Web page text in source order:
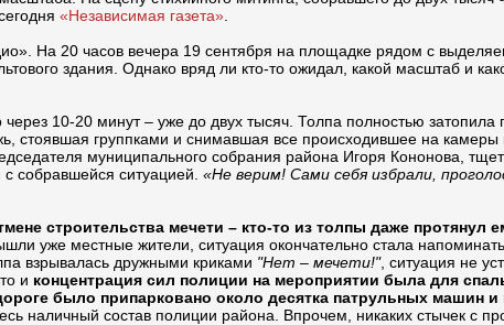
«Независимая газета»
На 20 часов вечера 19 сентября на площадке рядом с
здания. Однако вряд ли кто-то ожидал, какой масштаб и
10-20 минут – уже до двух тысяч. Толпа полностью затопила
стоявшая группками и снимавшая все происходившее на
муниципального собрания района Игоря Кононова,
собравшейся ситуацией. «Не верим! Сами себя избрали,
строительства мечети – кто-то из толпы даже протянул
уже местные жители, ситуация окончательно стала
взрывалась дружными криками "Нет – мечети!", ситуация не
и концентрация сил полиции на мероприятии была для
было припарковано около десятка патрульных машин и
наличный состав полиции района. Впрочем, никаких стычек с